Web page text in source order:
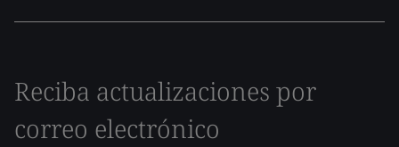
Reciba actualizaciones por
correo electrónico